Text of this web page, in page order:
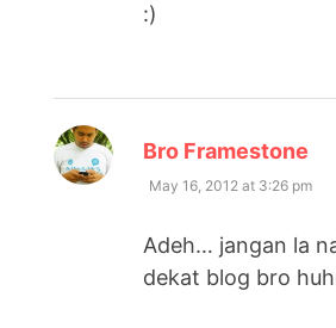
:)
Bro Framestone
May 16, 2012 at 3:26 pm
Adeh… jangan la
dekat blog bro